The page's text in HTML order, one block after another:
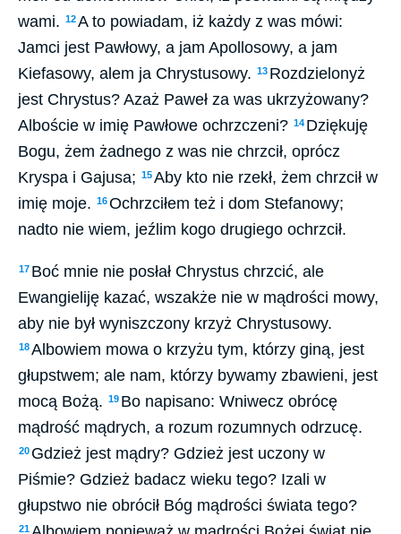
wami. 12A to powiadam, iż każdy z was mówi:
Jamci jest Pawłowy, a jam Apollosowy, a jam
Kiefasowy, alem ja Chrystusowy. 13 Rozdzielonyż
jest Chrystus? Azaż Paweł za was ukrzyżowany?
Alboście w imię Pawłowe ochrzczeni? 14 Dziękuję
Bogu, żem żadnego z was nie chrzcił, oprócz
Kryspa i Gajusa; 15Aby kto nie rzekł, żem chrzcił w
imię moje. 16Ochrzciłem też i dom Stefanowy;
nadto nie wiem, jeźlim kogo drugiego ochrzcił.
17 Boć mnie nie posłał Chrystus chrzcić, ale
Ewangieliję kazać, wszakże nie w mądrości mowy,
aby nie był wyniszczony krzyż Chrystusowy.
18Albowiem mowa o krzyżu tym, którzy giną, jest
głupstwem; ale nam, którzy bywamy zbawieni, jest
mocą Bożą. 19 Bo napisano: Wniwecz obrócę
mądrość mądrych, a rozum rozumnych odrzucę.
20 Gdzież jest mądry? Gdzież jest uczony w
Piśmie? Gdzież badacz wieku tego? Izali w
głupstwo nie obrócił Bóg mądrości świata tego?
21